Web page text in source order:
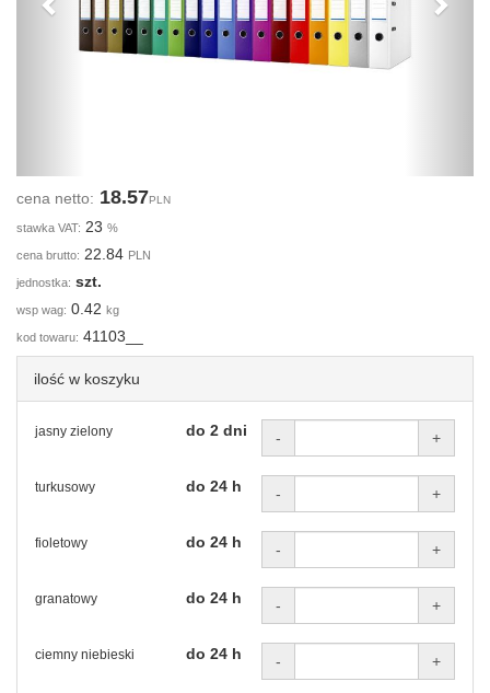
cena netto: 18.57PLN
stawka VAT: 23 %
cena brutto: 22.84 PLN
jednostka: szt.
wsp wag: 0.42 kg
kod towaru: 41103__
ilość w koszyku
jasny zielony do 2 dni - +
turkusowy do 24 h - +
fioletowy do 24 h - +
granatowy do 24 h - +
ciemny niebieski do 24 h - +